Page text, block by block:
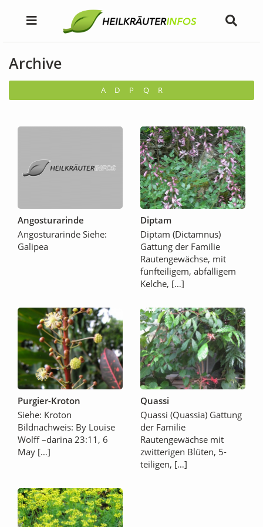
Archive
A D P Q R
Angosturarinde
Angosturarinde Siehe:
Galipea
Diptam
Diptam (Dictamnus)
Gattung der Familie
Rautengewächse, mit
fünfteiligem, abfälligem
Kelche, […]
Purgier-Kroton
Siehe: Kroton
Bildnachweis: By Louise
Wolff –darina 23:11, 6
May […]
Quassi
Quassi (Quassia) Gattung
der Familie
Rautengewächse mit
zwitterigen Blüten, 5-
teiligen, […]